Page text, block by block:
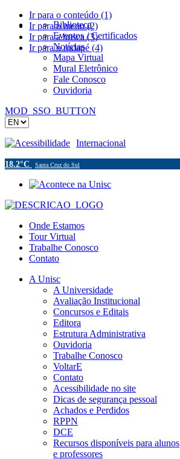
Ir para o conteúdo (1)
Ir para o menu (2)
Ir para a busca (3)
Ir para o rodapé (4)
Biblioteca
Eventos / Certificados
Notícias
Mapa Virtual
Mural Eletrônico
Fale Conosco
Ouvidoria
MOD_SSO_BUTTON
Acessibilidade Internacional
18.2°C Santa Cruz do Sul
Onde Estamos
Tour Virtual
Trabalhe Conosco
Contato
A Unisc
A Universidade
Avaliação Institucional
Concursos e Editais
Editora
Estrutura Administrativa
Ouvidoria
Trabalhe Conosco
VoltarE
Contato
Acessibilidade no site
Dicas de segurança pessoal
Achados e Perdidos
RPPN
DCE
Recursos disponíveis para alunos
e professores